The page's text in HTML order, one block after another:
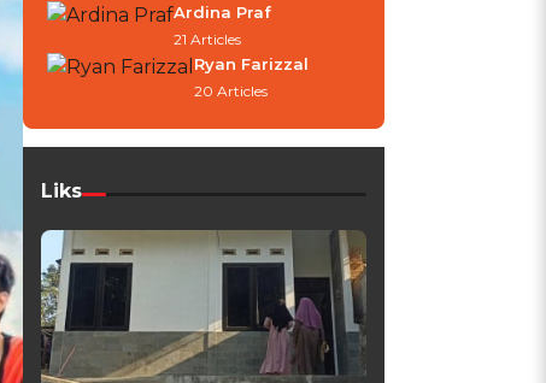
Ardina Praf
21 Articles
Ryan Farizzal
20 Articles
Liks